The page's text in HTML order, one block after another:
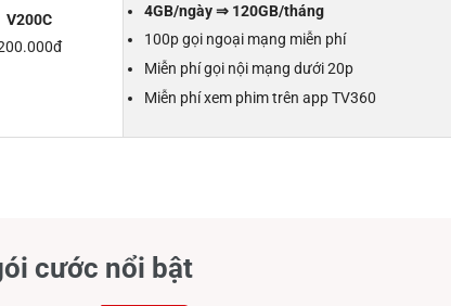
V200C
4GB/ngày ⇒ 120GB/tháng
100p gọi ngoại mạng miễn phí
Miễn phí gọi nội mạng dưới 20p
Miễn phí xem phim trên app TV360
cước nổi bật